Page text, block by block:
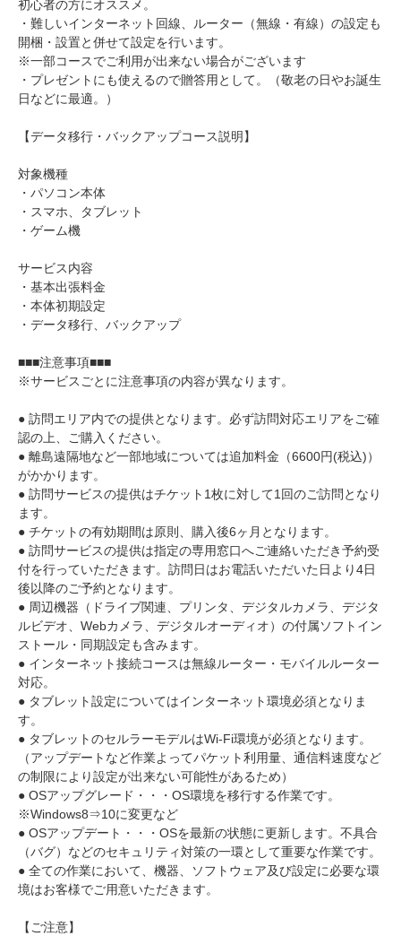
初心者の方にオススメ。
・難しいインターネット回線、ルーター（無線・有線）の設定も
開梱・設置と併せて設定を行います。
※一部コースでご利用が出来ない場合がございます
・プレゼントにも使えるので贈答用として。（敬老の日やお誕生
日などに最適。）
【データ移行・バックアップコース説明】
対象機種
・パソコン本体
・スマホ、タブレット
・ゲーム機
サービス内容
・基本出張料金
・本体初期設定
・データ移行、バックアップ
■■■注意事項■■■
※サービスごとに注意事項の内容が異なります。
● 訪問エリア内での提供となります。必ず訪問対応エリアをご確
認の上、ご購入ください。
● 離島遠隔地など一部地域については追加料金（6600円(税込)）
がかかります。
● 訪問サービスの提供はチケット1枚に対して1回のご訪問となり
ます。
● チケットの有効期間は原則、購入後6ヶ月となります。
● 訪問サービスの提供は指定の専用窓口へご連絡いただき予約受
付を行っていただきます。訪問日はお電話いただいた日より4日
後以降のご予約となります。
● 周辺機器（ドライブ関連、プリンタ、デジタルカメラ、デジタ
ルビデオ、Webカメラ、デジタルオーディオ）の付属ソフトイン
ストール・同期設定も含みます。
● インターネット接続コースは無線ルーター・モバイルルーター
対応。
● タブレット設定についてはインターネット環境必須となりま
す。
● タブレットのセルラーモデルはWi-Fi環境が必須となります。
（アップデートなど作業よってパケット利用量、通信料速度など
の制限により設定が出来ない可能性があるため）
● OSアップグレード・・・OS環境を移行する作業です。
※Windows8⇒10に変更など
● OSアップデート・・・OSを最新の状態に更新します。不具合
（バグ）などのセキュリティ対策の一環として重要な作業です。
● 全ての作業において、機器、ソフトウェア及び設定に必要な環
境はお客様でご用意いただきます。
【ご注意】